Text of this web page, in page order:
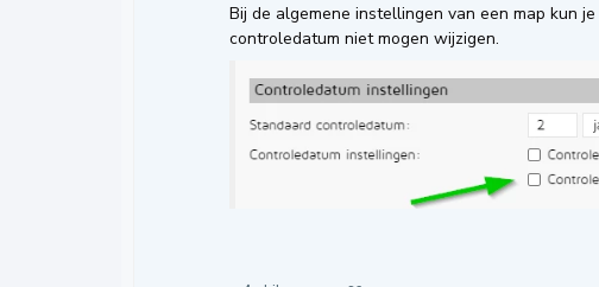
Bij de algemene instellingen van een map kun
controledatum niet mogen wijzigen.